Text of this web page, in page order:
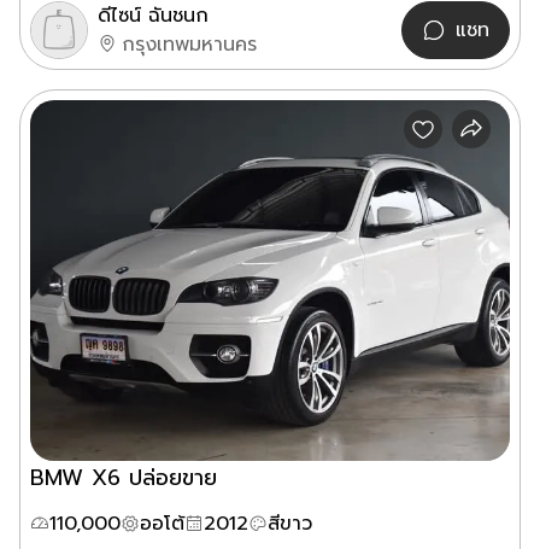
ดีไซน์ ฉันชนก
กรุงเทพมหานคร
แชท
BMW X6 ปล่อยขาย
110,000 ออโต้ 2012 สีขาว